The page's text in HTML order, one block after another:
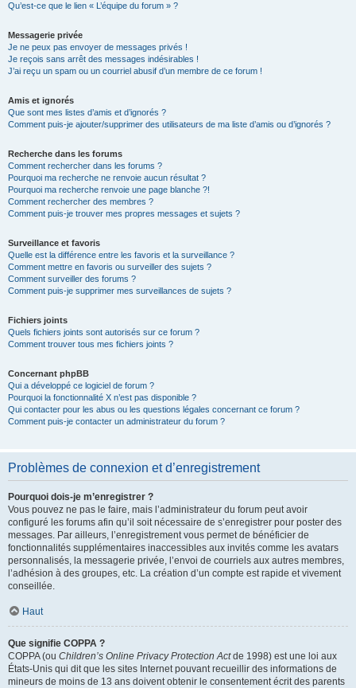
Qu’est-ce que le lien « L’équipe du forum » ?
Messagerie privée
Je ne peux pas envoyer de messages privés !
Je reçois sans arrêt des messages indésirables !
J’ai reçu un spam ou un courriel abusif d’un membre de ce forum !
Amis et ignorés
Que sont mes listes d’amis et d’ignorés ?
Comment puis-je ajouter/supprimer des utilisateurs de ma liste d’amis ou d’ignorés ?
Recherche dans les forums
Comment rechercher dans les forums ?
Pourquoi ma recherche ne renvoie aucun résultat ?
Pourquoi ma recherche renvoie une page blanche ?!
Comment rechercher des membres ?
Comment puis-je trouver mes propres messages et sujets ?
Surveillance et favoris
Quelle est la différence entre les favoris et la surveillance ?
Comment mettre en favoris ou surveiller des sujets ?
Comment surveiller des forums ?
Comment puis-je supprimer mes surveillances de sujets ?
Fichiers joints
Quels fichiers joints sont autorisés sur ce forum ?
Comment trouver tous mes fichiers joints ?
Concernant phpBB
Qui a développé ce logiciel de forum ?
Pourquoi la fonctionnalité X n’est pas disponible ?
Qui contacter pour les abus ou les questions légales concernant ce forum ?
Comment puis-je contacter un administrateur du forum ?
Problèmes de connexion et d’enregistrement
Pourquoi dois-je m’enregistrer ?
Vous pouvez ne pas le faire, mais l’administrateur du forum peut avoir
configuré les forums afin qu’il soit nécessaire de s’enregistrer pour poster des
messages. Par ailleurs, l’enregistrement vous permet de bénéficier de
fonctionnalités supplémentaires inaccessibles aux invités comme les avatars
personnalisés, la messagerie privée, l’envoi de courriels aux autres membres,
l’adhésion à des groupes, etc. La création d’un compte est rapide et vivement
conseillée.
Haut
Que signifie COPPA ?
COPPA (ou Children’s Online Privacy Protection Actde 1998) est une loi aux
États-Unis qui dit que les sites Internet pouvant recueillir des informations de
mineurs de moins de 13 ans doivent obtenir le consentement écrit des parents